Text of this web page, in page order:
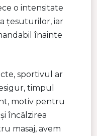
o intensitate
țesuturilor, iar
înainte
sportivul ar
timpul
motiv pentru
încălzirea
masaj, avem